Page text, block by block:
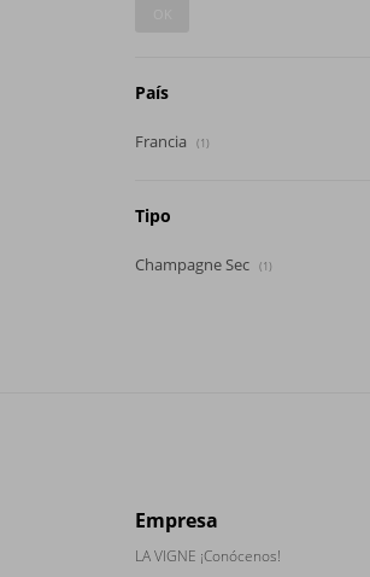
País
Francia (1)
Tipo
Champagne Sec (1)
Empresa
LA VIGNE ¡Conócenos!